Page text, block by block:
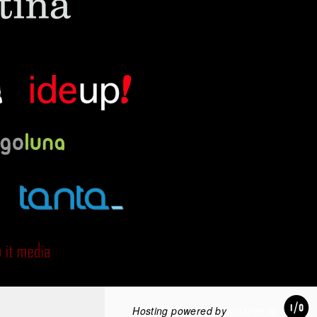
Hosting powered byamazee.io